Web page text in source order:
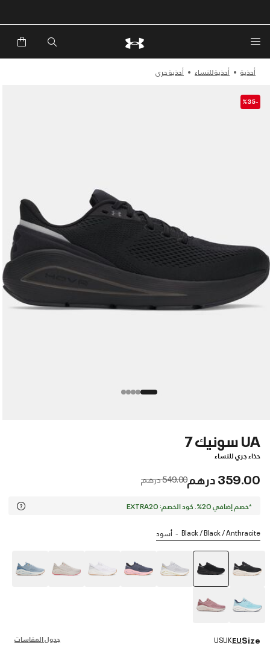
أحذية أحذية للنساء أحذية جري
-%35
UA سونيك 7
حذاء جري للنساء
359.00 درهم Price reduced from
549.00 درهم to
*خصم إضافي 20%. كود الخصم: EXTRA20
Black / Black / Anthracite أسود
جدول المقاسات Size
EU
UK
US